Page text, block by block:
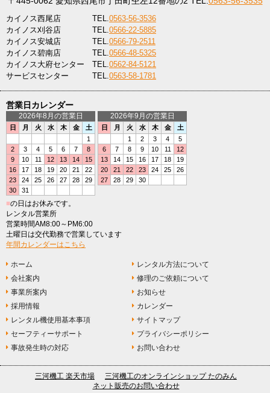
カイノス西尾店 TEL.0563-56-3536
カイノス刈谷店
TEL.0566-22-5885
カイノス安城店
TEL.0566-79-2511
カイノス碧南店
TEL.0566-48-5325
カイノス大府センター
TEL.0562-84-5121
サービスセンター
TEL.0563-58-1781
営業日カレンダー
2026年8月の営業日
日 月 火 水 木 金
土
1
2
3 4 5 6 7
8
9
10 11 12 13 14
15
16
17 18 19 20 21
22
23
24 25 26 27 28
29
30
31
2026年9月の営業日
日 月 火 水 木 金
土
1
2 3 4
5
6
7 8 9 10 11
12
13
14 15 16 17 18
19
20
21 22 23 24 25
26
27
28 29 30
■の日はお休みです。
レンタル営業所
営業時間AM8:00～PM6:00
土曜日は交代勤務で営業しています
年間カレンダーはこちら
ホーム
会社案内
事業所案内
採用情報
レンタル機使用基本事項
セーフティーサポート
事故発生時の対応
レンタル方法について
修理のご依頼について
お知らせ
カレンダー
サイトマップ
プライバシーポリシー
お問い合わせ
三河機工 楽天市場
三河機工のオンラインショップ たのみん
ネット販売のお問い合わせ